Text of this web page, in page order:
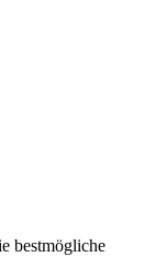
bestmögliche